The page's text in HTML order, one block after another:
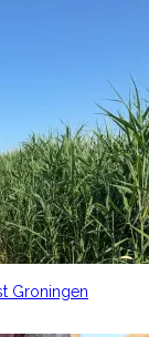
Groningen